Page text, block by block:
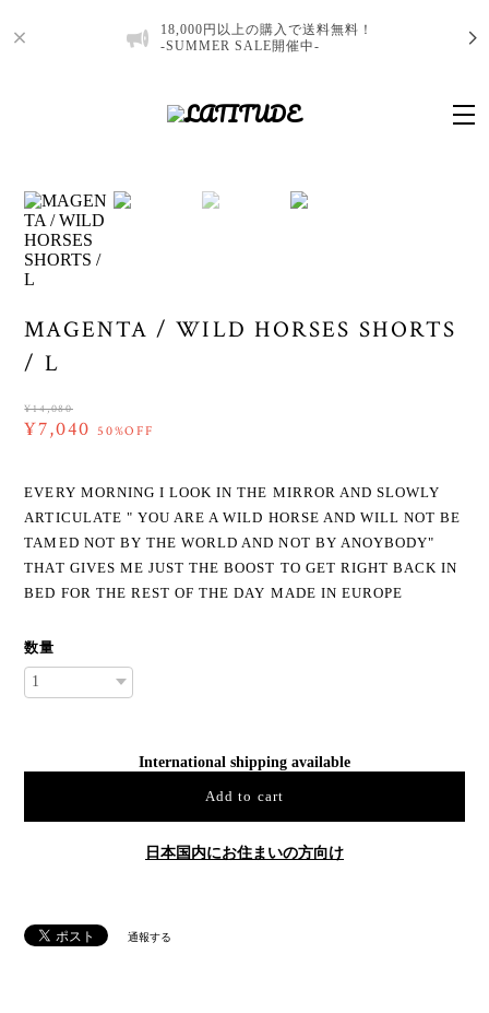
18,000円以上の購入で送料無料！
-SUMMER SALE開催中-
MAGENTA / WILD HORSES SHORTS
/ L
¥14,080
¥7,040 50%OFF
EVERY MORNING I LOOK IN THE MIRROR AND SLOWLY
ARTICULATE " YOU ARE A WILD HORSE AND WILL NOT BE
TAMED NOT BY THE WORLD AND NOT BY ANOYBODY"
THAT GIVES ME JUST THE BOOST TO GET RIGHT BACK IN
BED FOR THE REST OF THE DAY MADE IN EUROPE
数量
International shipping available
Add to cart
日本国内にお住まいの方向け
通報する